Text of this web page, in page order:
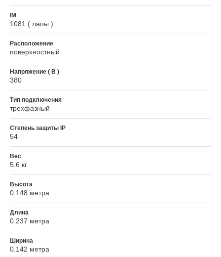
IM
1081 ( лапы )
Расположение
поверхностный
Напряжение ( В )
380
Тип подключения
трехфазный
Степень защиты IP
54
Вес
5.6 кг
Высота
0.148 метра
Длина
0.237 метра
Ширина
0.142 метра